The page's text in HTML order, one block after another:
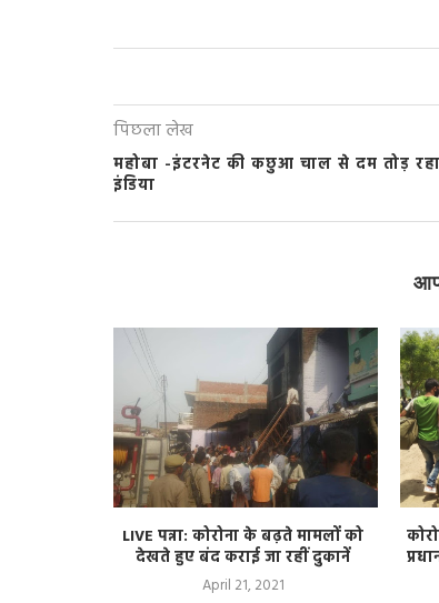
पिछला लेख
महोबा -इंटरनेट की कछुआ चाल से दम तोड़
इंडिया
LIVE पन्ना: कोरोना के बढ़ते मामलों को
देखते हुए बंद कराई जा रहीं दुकानें
April 21, 2021